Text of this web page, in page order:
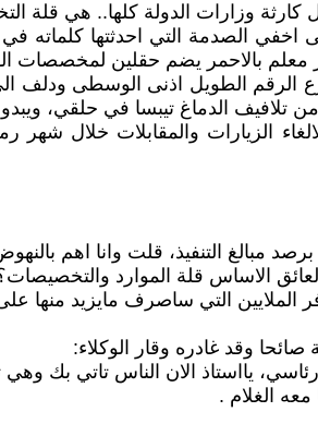
كارثة وزارات الدولة كلها.. هي
اخفي الصدمة التي احدثتها
بالاحمر يضم حقلين لمخصصات
الطويل اذنى الوسطى ودلف الى
الدماغ تيبسا في حلقي،
الزيارات والمقابلات خلال شهر
مبالغ التنفيذ، قلت وانا اهم
الاساس قلة الموارد
الملايين التي ساصرف مايزيد منها
وقد غادره وقار الوكلاء:
يااستاذ الان الناس تاتي بك
الغلام .